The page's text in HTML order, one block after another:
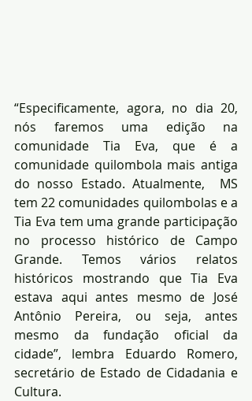
“Especificamente, agora, no dia 20,
nós faremos uma edição na
comunidade Tia Eva, que é a
comunidade quilombola mais antiga
do nosso Estado. Atualmente,  MS
tem 22 comunidades quilombolas e a
Tia Eva tem uma grande participação
no processo histórico de Campo
Grande. Temos vários relatos
históricos mostrando que Tia Eva
estava aqui antes mesmo de José
Antônio Pereira, ou seja, antes
mesmo da fundação oficial da
cidade”, lembra Eduardo Romero,
secretário de Estado de Cidadania e
Cultura.